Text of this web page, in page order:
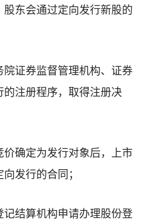
股东会通过定向发行新股的
院证券监督管理机构、证券
注册程序，取得注册决
价确定为发行对象后，上市
发行的合同；
记结算机构申请办理股份登